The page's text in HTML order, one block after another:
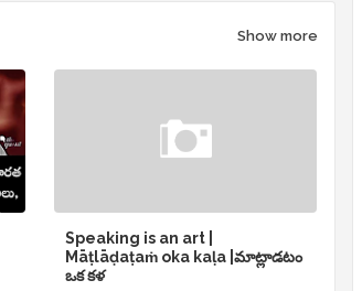
Show more
Speaking is an art |
Māṭlāḍaṭaṁ oka kaḷa |మాట్లాడటం
ఒక కళ